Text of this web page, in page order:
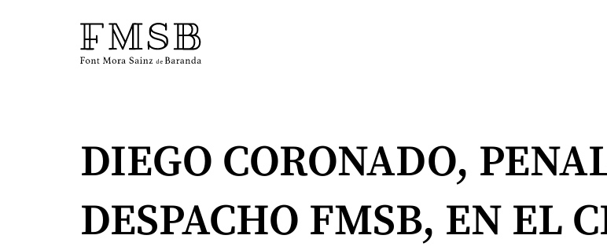
Font Mora Sainz de Baranda
Equipo
DIEGO CORONADO,
DESPACHO FMSB, EN EL